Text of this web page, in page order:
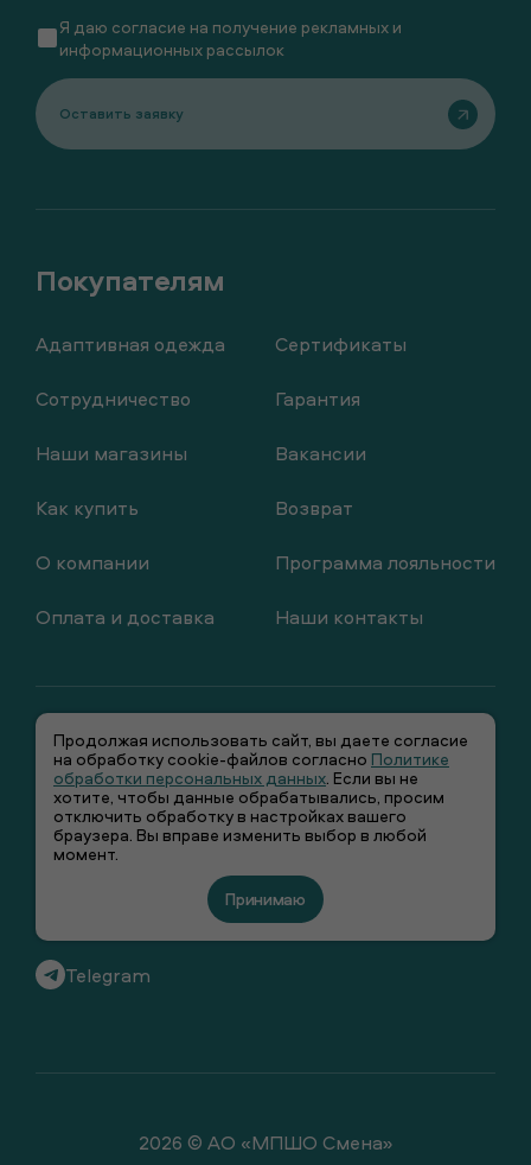
Адаптивная одежда
Сотрудничество
Наши магазины
Как купить
О компании
Оплата и доставка
Сертификаты
Гарантия
Вакансии
Возврат
Программа лояльности
Наши контакты
+7 (495) 66-00-106
info@smenawear.ru
Telegram
Я даю согласие на получение рекламных и
информационных рассылок
Оставить заявку
2026 © АО «МПШО Смена»
Продолжая использовать сайт, вы даете согласие
на обработку cookie-файлов согласно Политике
обработки персональных данных . Если вы не
хотите, чтобы данные обрабатывались, просим
отключить обработку в настройках вашего
браузера. Вы вправе изменить выбор в любой
момент.
Принимаю